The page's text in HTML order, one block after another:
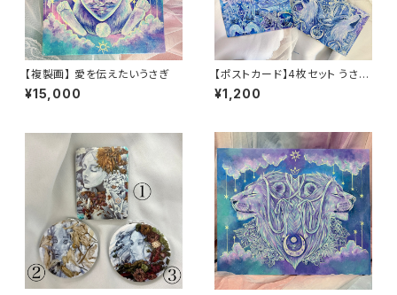
【複製画】 愛を伝えたいうさぎ
¥15,000
【ポストカード】4枚セット うさぎ
オオカミ 手紙 約100mm×148
mm
¥1,200